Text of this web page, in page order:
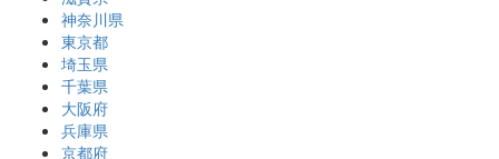
神奈川県
東京都
埼玉県
千葉県
大阪府
兵庫県
京都府